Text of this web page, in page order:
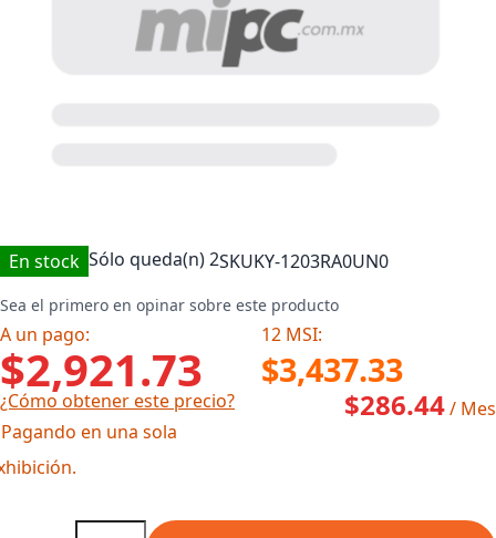
En stock Sólo queda(n)2SKUKY-1203RA0UN0
Sea el primero en opinar sobre este producto
A un pago: 12 MSI:
$2,921.73 $3,437.33
¿Cómo obtener este precio?
en una sola
$286.44/ Mes